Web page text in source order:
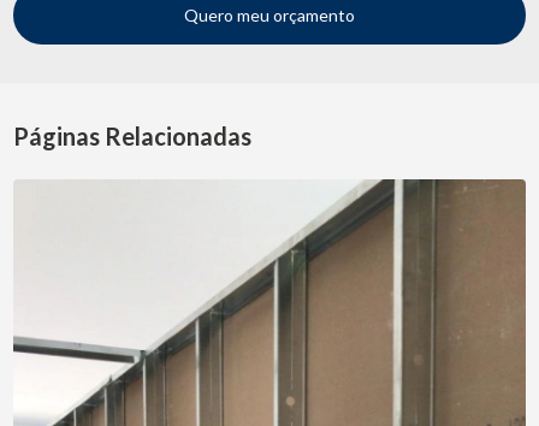
Quero meu orçamento
Páginas Relacionadas